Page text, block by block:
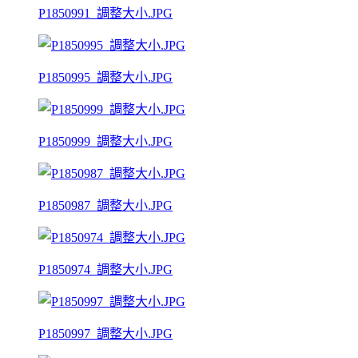
P1850991_調整大小.JPG
P1850995_調整大小.JPG
P1850999_調整大小.JPG
P1850987_調整大小.JPG
P1850974_調整大小.JPG
P1850997_調整大小.JPG